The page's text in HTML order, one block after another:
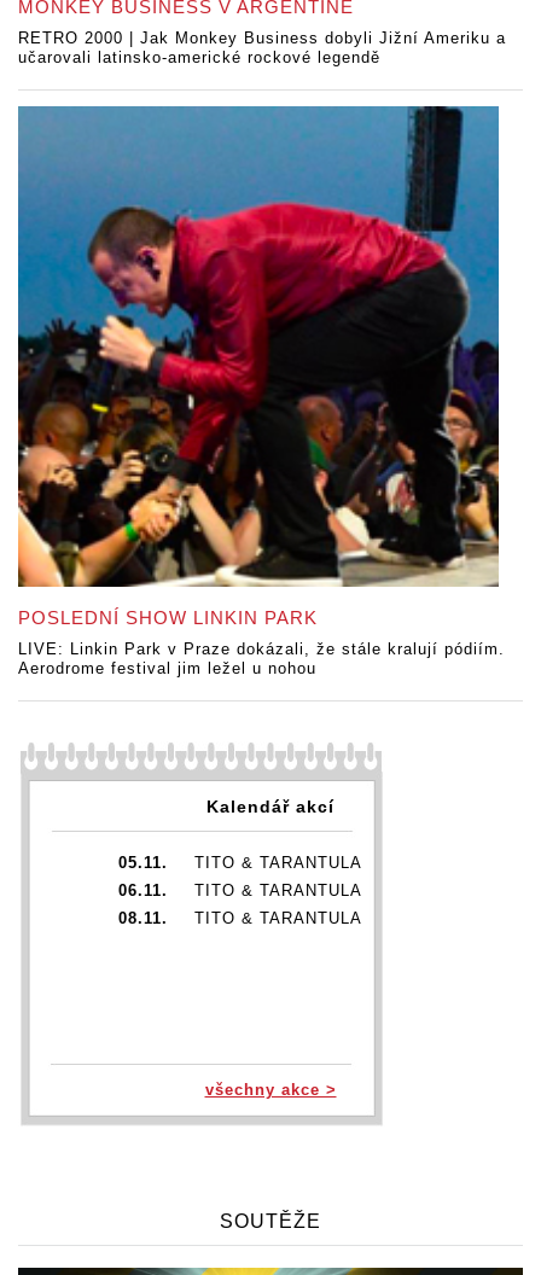
MONKEY BUSINESS V ARGENTINĚ
RETRO 2000 | Jak Monkey Business dobyli Jižní Ameriku a
učarovali latinsko-americké rockové legendě
POSLEDNÍ SHOW LINKIN PARK
LIVE: Linkin Park v Praze dokázali, že stále kralují pódiím.
Aerodrome festival jim ležel u nohou
Kalendář akcí
05.11.
TITO & TARANTULA
06.11.
TITO & TARANTULA
08.11.
TITO & TARANTULA
všechny akce >
SOUTĚŽE